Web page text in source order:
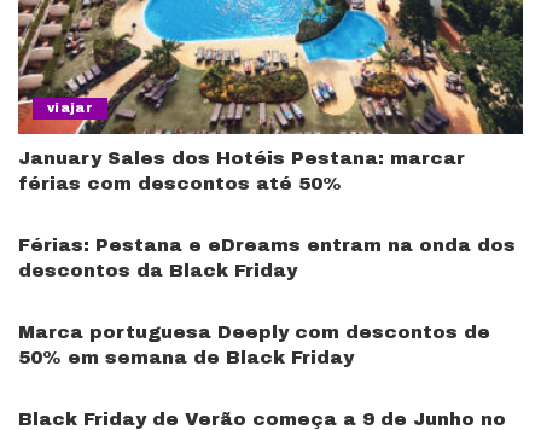
viajar
January Sales dos Hotéis Pestana: marcar
férias com descontos até 50%
Férias: Pestana e eDreams entram na onda dos
descontos da Black Friday
Marca portuguesa Deeply com descontos de
50% em semana de Black Friday
Black Friday de Verão começa a 9 de Junho no